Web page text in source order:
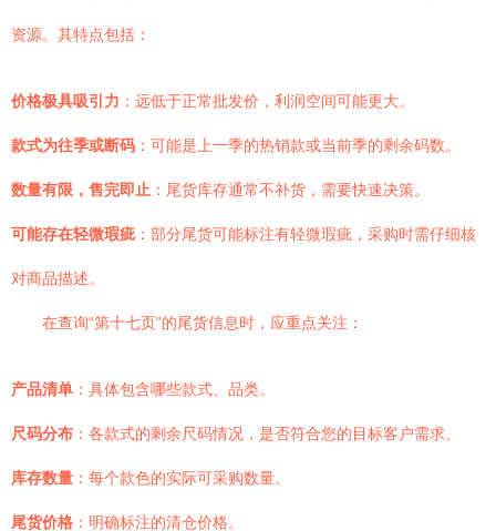
资源。其特点包括：
价格极具吸引力 ：远低于正常批发价，利润空间可能更大。
款式为往季或断码 ：可能是上一季的热销款或当前季的剩余码数。
数量有限，售完即止 ：尾货库存通常不补货，需要快速决策。
可能存在轻微瑕疵 ：部分尾货可能标注有轻微瑕疵，采购时需仔细核
对商品描述。
在查询“第十七页”的尾货信息时，应重点关注：
产品清单 ：具体包含哪些款式、品类。
尺码分布 ：各款式的剩余尺码情况，是否符合您的目标客户需求。
库存数量 ：每个款色的实际可采购数量。
尾货价格 ：明确标注的清仓价格。